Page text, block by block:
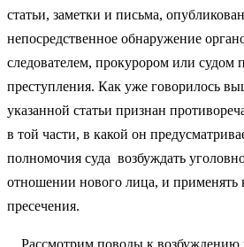
статьи, заметки и письма,
непосредственное обнаружение
следователем, прокурором или судом
преступления. Как уже говорилось
указанной статьи признан
в той части, в какой он
полномочия суда возбуждать
отношении нового лица, и применять
пресечения.